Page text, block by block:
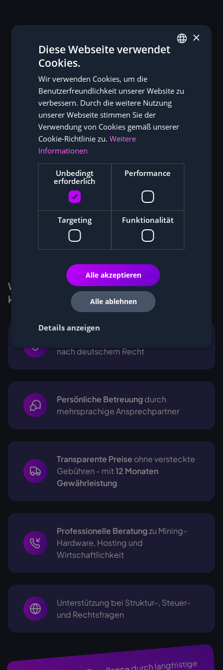
Warum Kunden Miner bei Cryptohall24
kaufen
nach deutschem Recht
Persönliche Betreuungdurch
mehrsprachigeAnsprechpartner
Transparente Preise ohne versteckte
Gebühren - mit12 Monaten
Gewährleistung
Professionelle Beratungzu Mining-
Hardware, Hosting und
Wirtschaftlichkeit
Unterstützung bei Struktur-, Steuer-
und Rechtsfragen
durch langfristige
×
Diese Webseite verwendet
Cookies.
Wir verwenden Cookies, um die
Benutzerfreundlichkeit unserer Website zu
verbessern. Durch die weitere Nutzung
unserer Webseite stimmen Sie der
Verwendung von Cookies gemäß unserer
Cookie-Richtlinie zu. Weitere
Informationen
Unbedingt
erforderlich
Performance
Targeting Funktionalität
Alle akzeptieren
Alle ablehnen
Details anzeigen